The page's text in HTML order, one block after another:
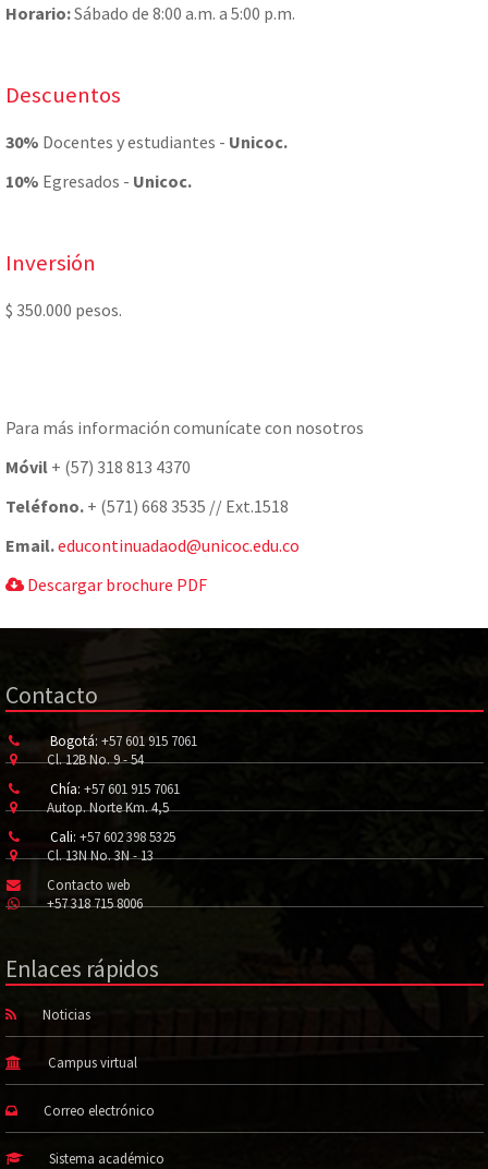
Horario:Sábado de 8:00 a.m. a 5:00 p.m.
Descuentos
30% Docentes y estudiantes - Unicoc.
10% Egresados - Unicoc.
Inversión
$ 350.000 pesos.
Para más información comunícate con nosotros
Móvil + (57) 318 813 4370
Teléfono.+ (571) 668 3535 // Ext.1518
Email.educontinuadaod@unicoc.edu.co
Descargar brochure PDF
Contacto
Bogotá: +57 601 915 7061
Cl. 12B No. 9 - 54
Chía: +57 601 915 7061
Autop. Norte Km. 4,5
Cali: +57 602 398 5325
Cl. 13N No. 3N - 13
Contacto web
+57 318 715 8006
Enlaces rápidos
Noticias
Campus virtual
Correo electrónico
Sistema académico